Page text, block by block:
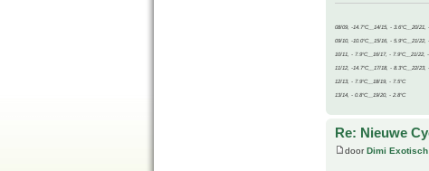
08/09, -14.7°C__14/15, - 3.6°C__20/21,
09/10, -10.0°C__15/16, - 5.9°C__21/22,
10/11, - 7.9°C__16/17, - 7.9°C__21/22, -
11/12, -14.7°C__17/18, - 8.3°C__22/23,
12/13, - 7.9°C__18/19, - 7.5°C
13/14, - 0.8°C__19/20, - 2.8°C
Re: Nieuwe
doorDimi